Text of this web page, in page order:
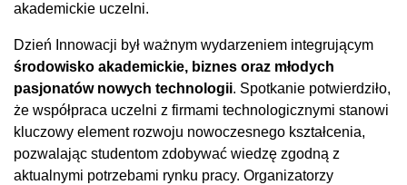
akademickie uczelni.
Dzień Innowacji był ważnym wydarzeniem integrującym
środowisko akademickie, biznes oraz młodych
pasjonatów nowych technologii. Spotkanie potwierdziło,
że współpraca uczelni z firmami technologicznymi stanowi
kluczowy element rozwoju nowoczesnego kształcenia,
pozwalając studentom zdobywać wiedzę zgodną z
aktualnymi potrzebami rynku pracy. Organizatorzy